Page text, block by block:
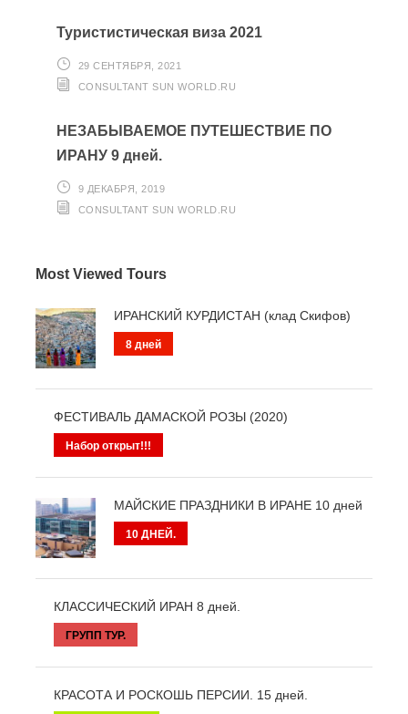
Туристистическая виза 2021
29 СЕНТЯБРЯ, 2021
CONSULTANT SUN WORLD.RU
НЕЗАБЫВАЕМОЕ ПУТЕШЕСТВИЕ ПО
ИРАНУ 9 дней.
9 ДЕКАБРЯ, 2019
CONSULTANT SUN WORLD.RU
Most Viewed Tours
ИРАНСКИЙ КУРДИСТАН (клад Скифов)
8 дней
ФЕСТИВАЛЬ ДАМАСКОЙ РОЗЫ (2020)
Набор открыт!!!
МАЙСКИЕ ПРАЗДНИКИ В ИРАНЕ 10 дней
10 ДНЕЙ.
КЛАССИЧЕСКИЙ ИРАН 8 дней.
ГРУПП ТУР.
КРАСОТА И РОСКОШЬ ПЕРСИИ. 15 дней.